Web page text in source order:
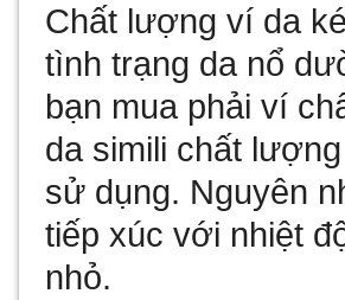
Chất lượng ví da
tình trạng da nổ
bạn mua phải ví
da simili chất
sử dụng. Nguyên
tiếp xúc với nhiệt
nhỏ.